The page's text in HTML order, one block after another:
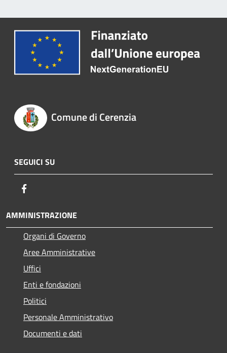
Comune di Cerenzia
SEGUICI SU
AMMINISTRAZIONE
Organi di Governo
Aree Amministrative
Uffici
Enti e fondazioni
Politici
Personale Amministrativo
Documenti e dati